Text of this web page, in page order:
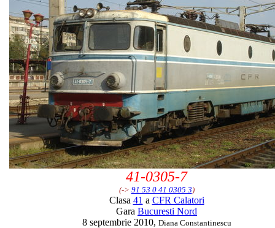
41-0305-7
(-> 91 53 0 41 0305 3)
Clasa 41 a CFR Calatori
Gara Bucuresti Nord
8 septembrie 2010, Diana Constantinescu